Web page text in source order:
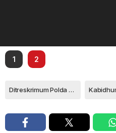
1 2
Ditreskrimum Polda Kepri